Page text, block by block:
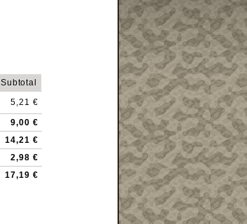
Subtotal
5,21 €
9,00 €
14,21 €
2,98 €
17,19 €